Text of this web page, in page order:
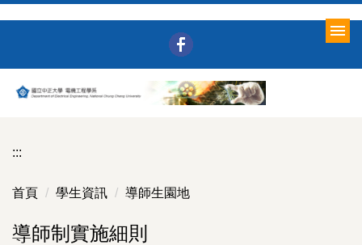
要
內
:::
首頁 學生資訊 導師生園地
導師制實施細則